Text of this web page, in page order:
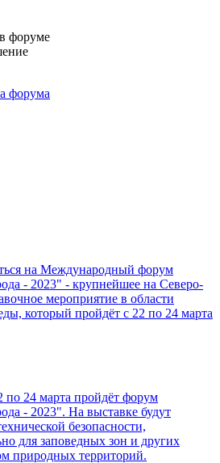
форуме
форума
на Международный форум
- 2023" - крупнейшее на Северо-
мероприятие в области
который пройдёт с 22 по 24 марта
по 24 марта пройдёт форум
- 2023". На выставке будут
безопасности,
для заповедных зон и других
природных территорий.